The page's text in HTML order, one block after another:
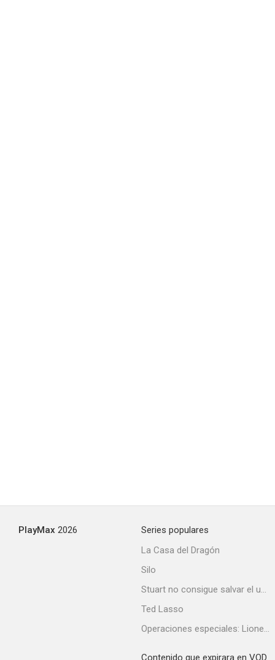
PlayMax 2026
Series populares
La Casa del Dragón
Silo
Stuart no consigue salvar el universo
Ted Lasso
Operaciones especiales: Lioness
Contenido que expirara en VOD